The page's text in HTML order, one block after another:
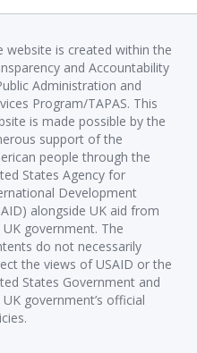
website is created within the
and Accountability
Administration and
Program/TAPAS. This
is made possible by the
support of the
people through the
States Agency for
Development
alongside UK aid from
government. The
do not necessarily
the views of USAID or the
States Government and
government’s official